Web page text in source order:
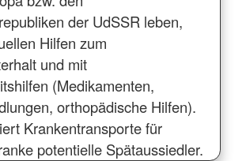
der UdSSR leben,
Hilfen zum
und mit
(Medikamenten,
orthopädische Hilfen).
Krankentransporte für
potentielle Spätaussiedler.